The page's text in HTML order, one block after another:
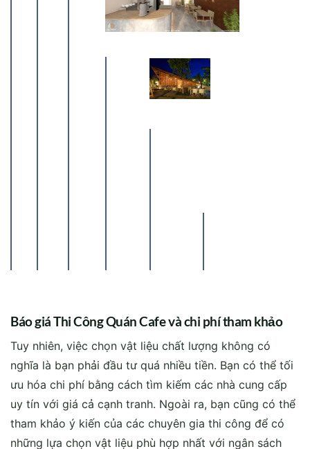
Báo giá Thi Công Quán Cafe và chi phí tham khảo
Tuy nhiên, việc chọn vật liệu chất lượng không có
nghĩa là bạn phải đầu tư quá nhiều tiền. Bạn có thể tối
ưu hóa chi phí bằng cách tìm kiếm các nhà cung cấp
uy tín với giá cả cạnh tranh. Ngoài ra, bạn cũng có thể
tham khảo ý kiến của các chuyên gia thi công để có
những lựa chọn vật liệu phù hợp nhất với ngân sách